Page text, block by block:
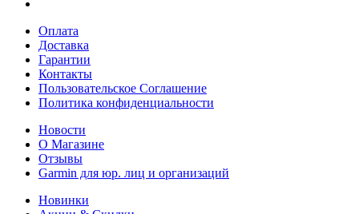
Оплата
Доставка
Гарантии
Контакты
Пользовательское Соглашение
Политика конфиденциальности
Новости
О Магазине
Отзывы
Garmin для юр. лиц и организаций
Новинки